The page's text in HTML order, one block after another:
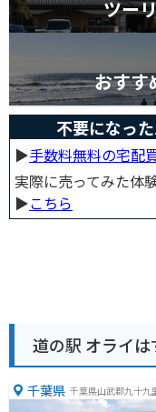
ツー
おすす
不要になっ
▶︎手数料無料の宅配
実際に売ってみた体
▶︎こちら
道の駅 オライ
千葉県 千葉県山武郡九十九
３４７−９８